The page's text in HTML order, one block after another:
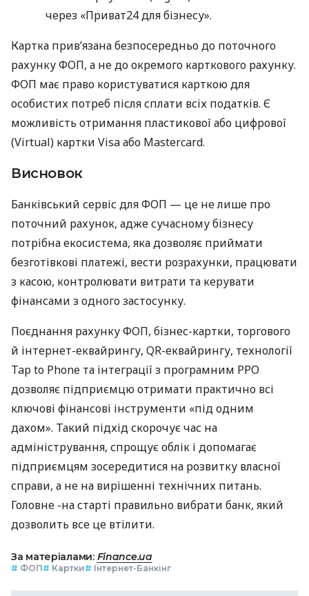
через «Приват24 для бізнесу».
Картка прив’язана безпосередньо до поточного
рахунку ФОП, а не до окремого карткового рахунку.
ФОП має право користуватися карткою для
особистих потреб після сплати всіх податків. Є
можливість отримання пластикової або цифрової
(Virtual) картки Visa або Mastercard.
Висновок
Банківський сервіс для ФОП — це не лише про
поточний рахунок, адже сучасному бізнесу
потрібна екосистема, яка дозволяє приймати
безготівкові платежі, вести розрахунки, працювати
з касою, контролювати витрати та керувати
фінансами з одного застосунку.
Поєднання рахунку ФОП, бізнес-картки, торгового
й інтернет-еквайрингу, QR-еквайрингу, технології
Tap to Phone та інтеграції з програмним РРО
дозволяє підприємцю отримати практично всі
ключові фінансові інструменти «під одним
дахом». Такий підхід скорочує час на
адміністрування, спрощує облік і допомагає
підприємцям зосередитися на розвитку власної
справи, а не на вирішенні технічних питань.
Головне -на старті правильно вибрати банк, який
дозволить все це втілити.
За матеріалами: Finance.ua
# ФОП# Картки# Інтернет-Банкінг